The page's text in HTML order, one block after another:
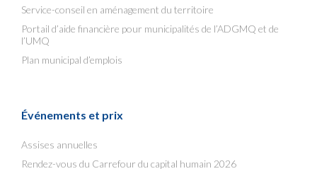
Service-conseil en aménagement du territoire
Portail d’aide financière pour municipalités de l’ADGMQ et de
l’UMQ
Plan municipal d’emplois
Événements et prix
Assises annuelles
Rendez-vous du Carrefour du capital humain 2026